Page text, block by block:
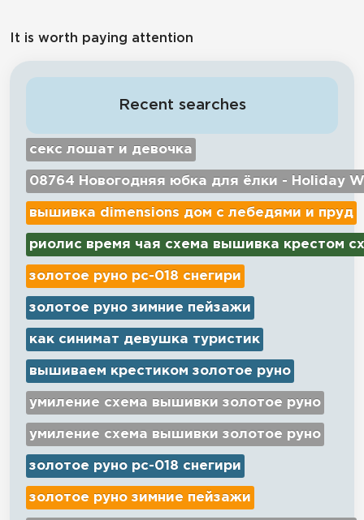
It is worth paying attention
Recent searches
секс лошат и девочка
08764 Новогодняя юбка для ёлки - Holiday
вышивка dimensions дом с лебедями и пруд
риолис время чая схема вышивка крестом
золотое руно рс-018 снегири
золотое руно зимние пейзажи
как синимат девушка туристик
вышиваем крестиком золотое руно
умиление схема вышивки золотое руно
умиление схема вышивки золотое руно
золотое руно рс-018 снегири
золотое руно зимние пейзажи